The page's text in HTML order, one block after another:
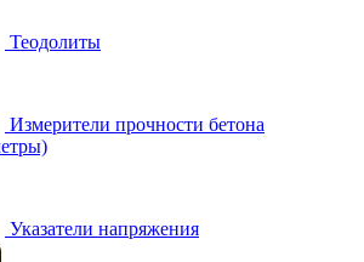
Теодолиты
Измерители прочности бетона
Указатели напряжения